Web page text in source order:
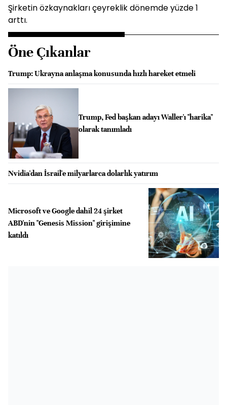
Şirketin özkaynakları çeyreklik dönemde yüzde 1
arttı.
Öne Çıkanlar
Trump: Ukrayna anlaşma konusunda hızlı hareket etmeli
Trump, Fed başkan adayı Waller'ı "harika"
olarak tanımladı
Nvidia'dan İsrail'e milyarlarca dolarlık yatırım
Microsoft ve Google dahil 24 şirket
ABD'nin "Genesis Mission" girişimine
katıldı